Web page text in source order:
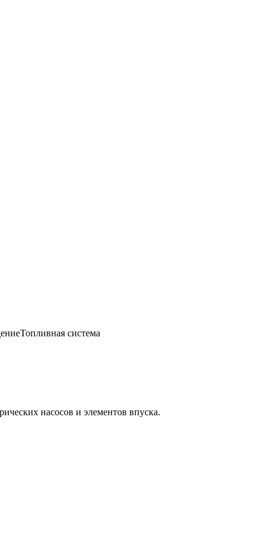
Топливная система
насосов и элементов впуска.